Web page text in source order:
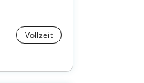
Vollzeit